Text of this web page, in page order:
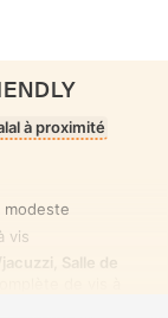
à proximité
modeste
vis
Salle de
de vis à